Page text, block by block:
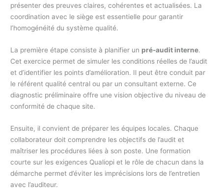
présenter des preuves claires, cohérentes et actualisées. La
coordination avec le siège est essentielle pour garantir
l’homogénéité du système qualité.
La première étape consiste à planifier un pré-audit interne.
Cet exercice permet de simuler les conditions réelles de l’audit
et d’identifier les points d’amélioration. Il peut être conduit par
le référent qualité central ou par un consultant externe. Ce
diagnostic préliminaire offre une vision objective du niveau de
conformité de chaque site.
Ensuite, il convient de préparer les équipes locales. Chaque
collaborateur doit comprendre les objectifs de l’audit et
maîtriser les procédures liées à son poste. Une formation
courte sur les exigences Qualiopi et le rôle de chacun dans la
démarche permet d’éviter les imprécisions lors de l’entretien
avec l’auditeur.